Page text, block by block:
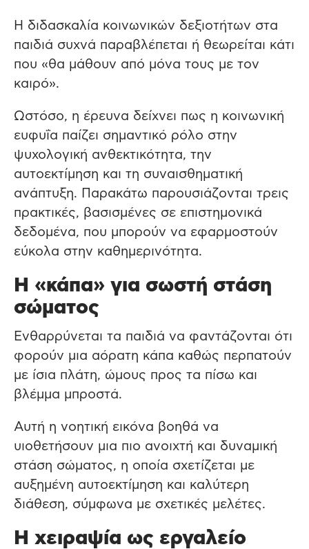
Η διδασκαλία κοινωνικών δεξιοτήτων στα
παιδιά συχνά παραβλέπεται ή θεωρείται κάτι
που «θα μάθουν από μόνα τους με τον
καιρό».
Ωστόσο, η έρευνα δείχνει πως η κοινωνική
ευφυΐα παίζει σημαντικό ρόλο στην
ψυχολογική ανθεκτικότητα, την
αυτοεκτίμηση και τη συναισθηματική
ανάπτυξη. Παρακάτω παρουσιάζονται τρεις
πρακτικές, βασισμένες σε επιστημονικά
δεδομένα, που μπορούν να εφαρμοστούν
εύκολα στην καθημερινότητα.
Η «κάπα» για σωστή στάση
σώματος
Ενθαρρύνεται τα παιδιά να φαντάζονται ότι
φορούν μια αόρατη κάπα καθώς περπατούν
με ίσια πλάτη, ώμους προς τα πίσω και
βλέμμα μπροστά.
Αυτή η νοητική εικόνα βοηθά να
υιοθετήσουν μια πιο ανοιχτή και δυναμική
στάση σώματος, η οποία σχετίζεται με
αυξημένη αυτοεκτίμηση και καλύτερη
διάθεση, σύμφωνα με σχετικές μελέτες.
Η χειραψία ως εργαλείο